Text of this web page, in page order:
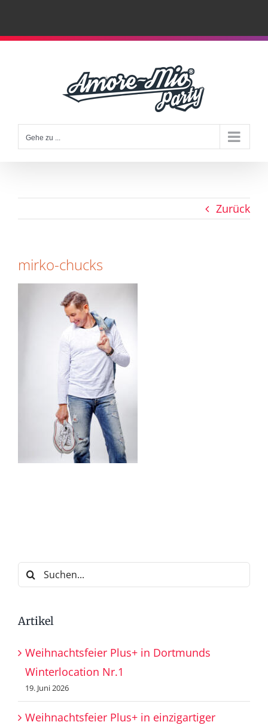
Zum
Gehe zu ...
Zurück
mirko-chucks
Suche
nach:
Artikel
Weihnachtsfeier Plus+ in Dortmunds
Winterlocation Nr.1
19. Juni 2026
Weihnachtsfeier Plus+ in einzigartiger